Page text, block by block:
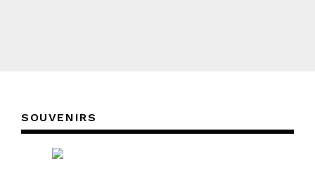
SOUVENIRS